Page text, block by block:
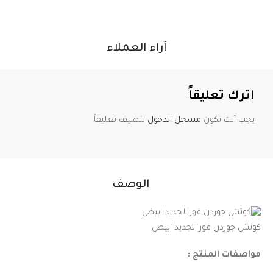
الوصف
كوتش جوردن فور الجديد ابيض
مواصفات المنتج :
آراء العملاء
اترك تعليقاً
يجب أنت تكون مسجل الدخول لتضيف تعليقاً.